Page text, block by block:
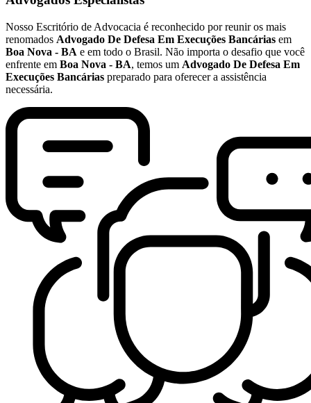
Nosso Escritório de Advocacia é reconhecido por reunir os mais
renomados Advogado De Defesa Em Execuções Bancárias em
Boa Nova - BA e em todo o Brasil. Não importa o desafio que você
enfrente em Boa Nova - BA, temos um Advogado De Defesa Em
Execuções Bancárias preparado para oferecer a assistência
necessária.